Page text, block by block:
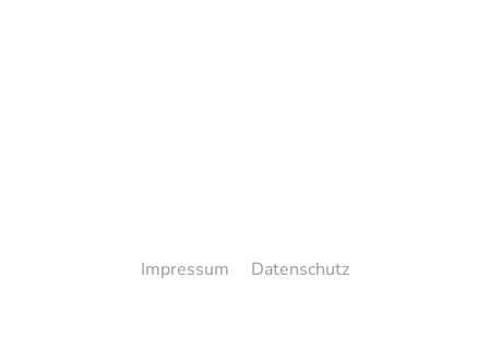
Impressum Datenschutz